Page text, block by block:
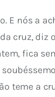
E nós a
cruz, diz
fica
teme a